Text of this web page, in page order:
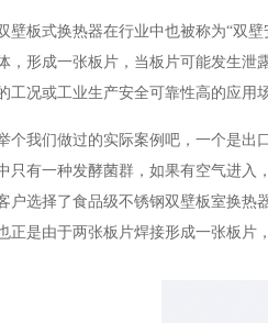
壁板式换热器在行业中也被称为“双
，形成一张板片，当板片可能发生泄
工况或工业生产安全可靠性高的应用
个我们做过的实际案例吧，一个是出
只有一种发酵菌群，如果有空气进入
户选择了食品级不锈钢双壁板室换热
正是由于两张板片焊接形成一张板片